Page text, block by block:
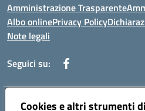
Cookies e altri strumenti
Amministrazione Trasparente
Albo onlinePrivacy Policy
Note legali
Seguici su:
Indirizzo:Via Magna Grecia, 1 - 70026